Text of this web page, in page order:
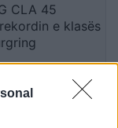
CLA 45
e klasës
fuqishëm diellor